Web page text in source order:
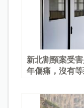
新北割頸案受
年傷痛，沒有